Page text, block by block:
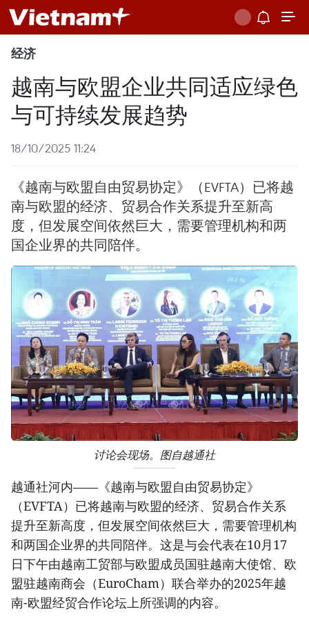
经济
越南与欧盟企业共同适应绿色
与可持续发展趋势
18/10/2025 11:24
《越南与欧盟自由贸易协定》（EVFTA）已将越
南与欧盟的经济、贸易合作关系提升至新高
度，但发展空间依然巨大，需要管理机构和两
国企业界的共同陪伴。
讨论会现场。图自越通社
越通社河内——《越南与欧盟自由贸易协定》
（EVFTA）已将越南与欧盟的经济、贸易合作关系
提升至新高度，但发展空间依然巨大，需要管理机构
和两国企业界的共同陪伴。这是与会代表在10月17
日下午由越南工贸部与欧盟成员国驻越南大使馆、欧
盟驻越南商会（EuroCham）联合举办的2025年越
南-欧盟经贸合作论坛上所强调的内容。